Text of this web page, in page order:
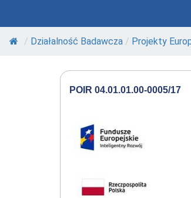
/ Działalność Badawcza / Projekty
POIR 04.01.01.00-0005/17